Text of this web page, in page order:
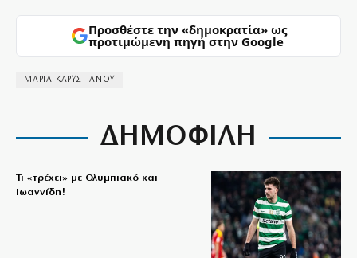
Προσθέστε την «δημοκρατία» ως
προτιμώμενη πηγή στην Google
ΜΑΡΙΑ ΚΑΡΥΣΤΙΑΝΟΥ
ΔΗΜΟΦΙΛΗ
Τι «τρέχει» με Ολυμπιακό και
Ιωαννίδη!